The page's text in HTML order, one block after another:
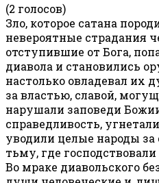
(2 голосов)
Зло, которое сатана
невероятные страдания
отступившие от Бога,
диавола и становились
настолько овладевал их
за властью, славой,
нарушали заповеди
справедливость,
уводили целые народы за
тьму, где
Во мраке диавольского